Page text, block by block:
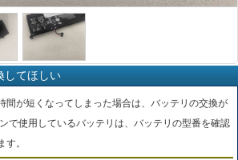
してほしい
間が短くなってしまった場合は、バッテリの交換が
で使用しているバッテリは、バッテリの型番を確認
。